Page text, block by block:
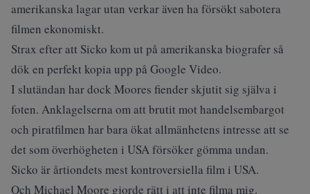
amerikanska lagar utan verkar även ha försökt sabotera
filmen ekonomiskt.
Strax efter att Sicko kom ut på amerikanska biografer så
dök en perfekt kopia upp på Google Video.
I slutändan har dock Moores fiender skjutit sig själva i
foten. Anklagelserna om att brutit mot handelsembargot
och piratfilmen har bara ökat allmänhetens intresse att se
det som överhögheten i USA försöker gömma undan.
Sicko är årtiondets mest kontroversiella film i USA.
Och Michael Moore gjorde rätt i att inte filma mig.